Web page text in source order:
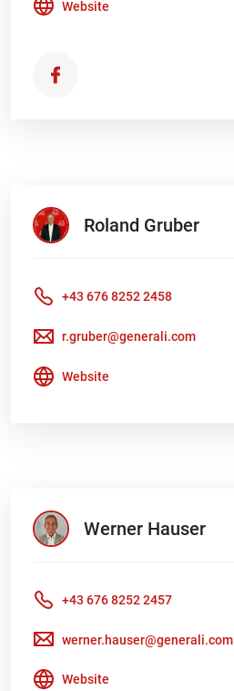
Website
Roland Gruber
+43 676 8252 2458
r.gruber@generali.com
Website
Werner Hauser
+43 676 8252 2457
werner.hauser@generali.com
Website